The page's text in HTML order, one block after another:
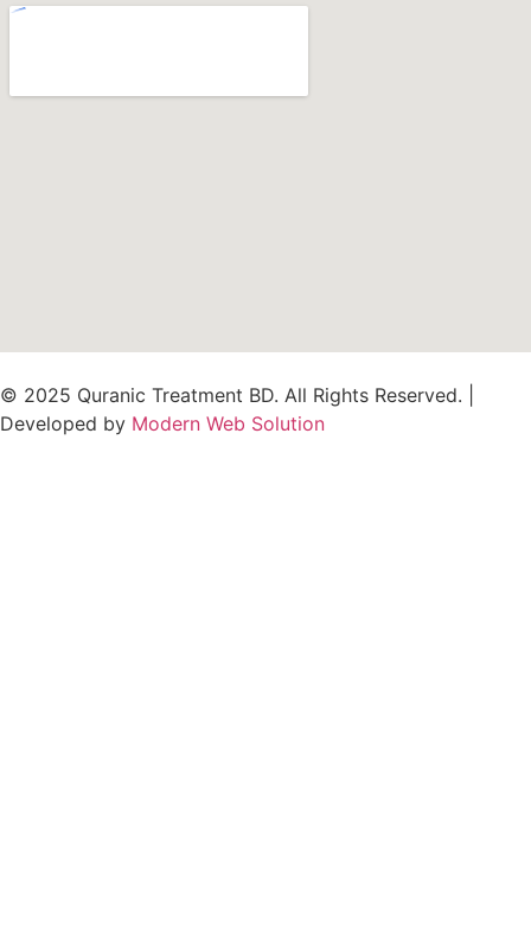
© 2025 Quranic Treatment BD. All Rights Reserved. |
Developed by Modern Web Solution